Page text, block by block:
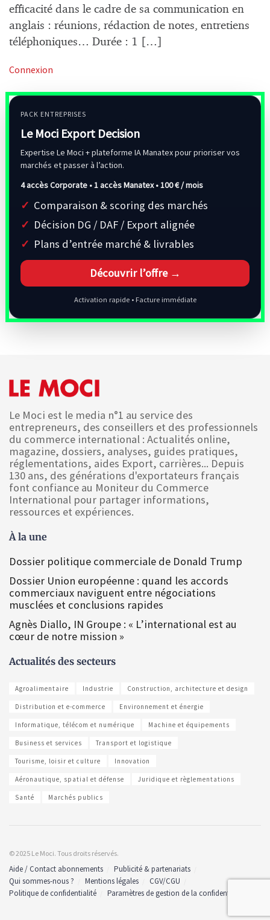
efficacité dans le cadre de sa communication en
anglais : réunions, rédaction de notes, entretiens
téléphoniques… Durée : 1 […]
Connexion
PACK ENTREPRISES
Le Moci Export Decision
Expertise Le Moci + plateforme IA Manatex pour prioriser vos
marchés et passer à l’action.
4 accès Corporate • 1 accès Manatex •100 € / mois
Comparaison & scoring des marchés
Décision DG / DAF / Export alignée
Plans d’entrée marché & livrables
Découvrir l’offre →
Activation rapide • Facture immédiate
Le Moci est le media n°1 au service des
entrepreneurs, des conseillers et des professionnels
du commerce international : Actualités online,
magazine, dossiers, analyses, guides pratiques,
réglementations, aides Export, carrières... Depuis
130 ans, des générations d'exportateurs français
font confiance au Moniteur du Commerce
International pour partager informations,
ressources et expériences.
À la une
Dossier politique commerciale de Donald Trump
Dossier Union européenne : quand les accords
commerciaux naviguent entre négociations
musclées et conclusions rapides
Agnès Diallo, IN Groupe : « L’international est au
cœur de notre mission »
Actualités des secteurs
Agroalimentaire Industrie Construction, architecture et design
Distribution et e-commerce Environnement et énergie
Informatique, télécom et numérique Machine et équipements
Business et services Transport et logistique
Tourisme, loisir et culture Innovation
Aéronautique, spatial et défense Juridique et règlementations
Santé Marchés publics
© 2025 Le Moci. Tous droits réservés.
Aide / Contact abonnements
Publicité & partenariats
Qui sommes-nous ?
Mentions légales
CGV/CGU
Politique de confidentialité
Paramètres de gestion de la confidentialité